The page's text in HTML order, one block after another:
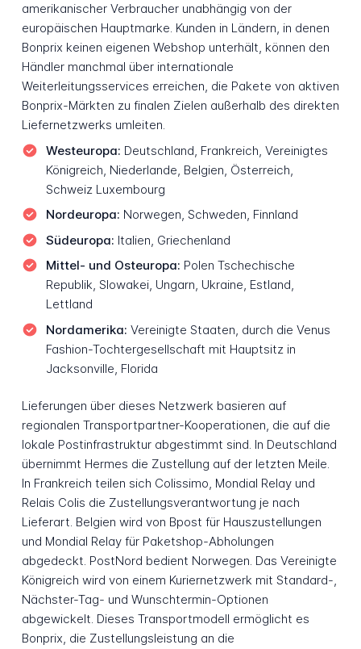
amerikanischer Verbraucher unabhängig von der
europäischen Hauptmarke. Kunden in Ländern, in denen
Bonprix keinen eigenen Webshop unterhält, können den
Händler manchmal über internationale
Weiterleitungsservices erreichen, die Pakete von aktiven
Bonprix-Märkten zu finalen Zielen außerhalb des direkten
Liefernetzwerks umleiten.
Westeuropa: Deutschland, Frankreich, Vereinigtes
Königreich, Niederlande, Belgien, Österreich,
Schweiz Luxembourg
Nordeuropa: Norwegen, Schweden, Finnland
Südeuropa: Italien, Griechenland
Mittel- und Osteuropa: Polen Tschechische
Republik, Slowakei, Ungarn, Ukraine, Estland,
Lettland
Nordamerika: Vereinigte Staaten, durch die Venus
Fashion-Tochtergesellschaft mit Hauptsitz in
Jacksonville, Florida
Lieferungen über dieses Netzwerk basieren auf
regionalen Transportpartner-Kooperationen, die auf die
lokale Postinfrastruktur abgestimmt sind. In Deutschland
übernimmt Hermes die Zustellung auf der letzten Meile.
In Frankreich teilen sich Colissimo, Mondial Relay und
Relais Colis die Zustellungsverantwortung je nach
Lieferart. Belgien wird von Bpost für Hauszustellungen
und Mondial Relay für Paketshop-Abholungen
abgedeckt. PostNord bedient Norwegen. Das Vereinigte
Königreich wird von einem Kuriernetzwerk mit Standard-,
Nächster-Tag- und Wunschtermin-Optionen
abgewickelt. Dieses Transportmodell ermöglicht es
Bonprix, die Zustellungsleistung an die